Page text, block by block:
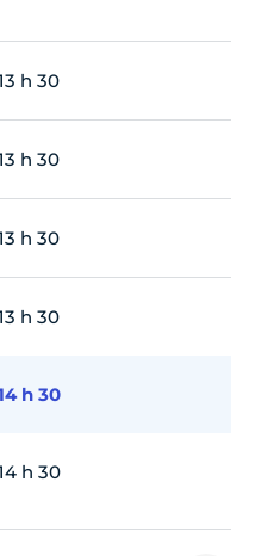
h 30
h 30
h 30
h 30
h 30
h 30